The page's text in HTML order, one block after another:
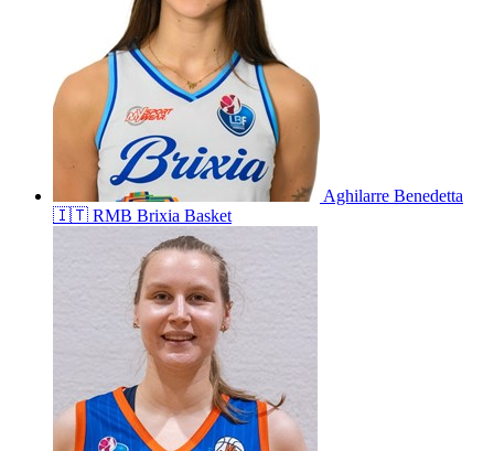
Aghilarre Benedetta
🇮🇹 RMB Brixia Basket